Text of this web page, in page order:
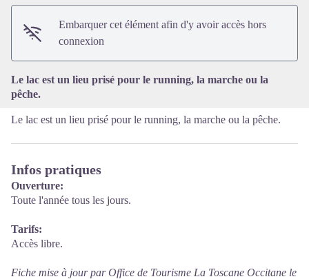
Embarquer cet élément afin d'y avoir accès hors
connexion
Le lac est un lieu prisé pour le running, la marche ou la
pêche.
Le lac est un lieu prisé pour le running, la marche ou la pêche.
Infos pratiques
Ouverture:
Toute l'année tous les jours.
Tarifs:
Accès libre.
Fiche mise à jour par Office de Tourisme La Toscane Occitane le